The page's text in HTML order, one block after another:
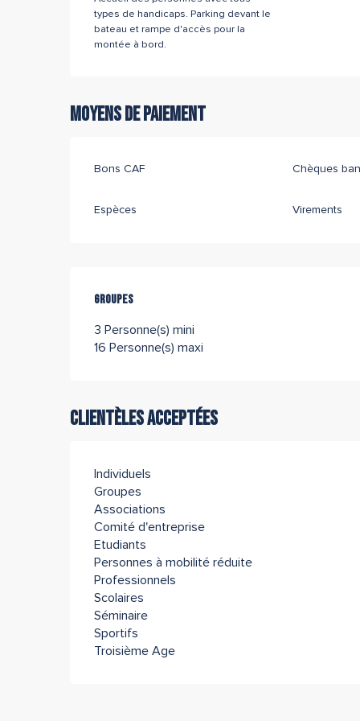
types de handicaps. Parking devant le
bateau et rampe d'accès pour la
montée à bord.
Moyens de paiement
Bons CAF Chèques
Espèces Virements
Groupes
Groupes
3 Personne(s) mini
16 Personne(s) maxi
Clientèles acceptées
Individuels
Groupes
Associations
Comité d'entreprise
Etudiants
Personnes à mobilité réduite
Professionnels
Scolaires
Séminaire
Sportifs
Troisième Age